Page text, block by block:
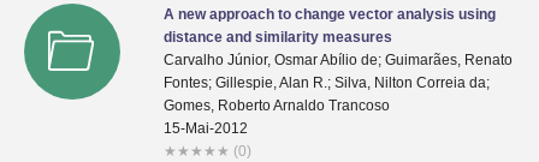
A new approach to change vector analysis using
distance and similarity measures
Carvalho Júnior, Osmar Abílio de; Guimarães, Renato
Fontes; Gillespie, Alan R.; Silva, Nilton Correia da;
Gomes, Roberto Arnaldo Trancoso
15-Mai-2012
★ ★ ★ ★ ★ (0)